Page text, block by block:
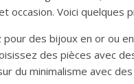
occasion. Voici quelques
pour des bijoux en or ou
des pièces avec
du minimalisme avec